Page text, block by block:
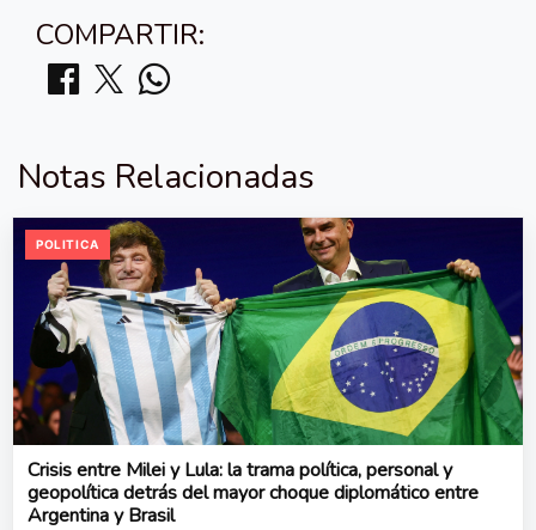
COMPARTIR:
Notas Relacionadas
POLITICA
Crisis entre Milei y Lula: la trama política, personal y
geopolítica detrás del mayor choque diplomático entre
Argentina y Brasil